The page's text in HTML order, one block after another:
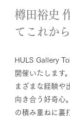
樽田裕史
てこれか
HULS Gallery
開催いたします
まざまな経験や
向き合う好奇心
の積み重ねに裏